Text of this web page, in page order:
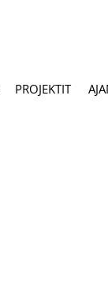
PROJEKTIT